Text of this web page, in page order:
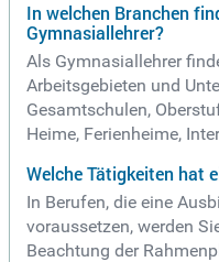
In welchen Branchen
Gymnasiallehrer?
Als Gymnasiallehrer
Arbeitsgebieten und
Gesamtschulen,
Heime, Ferienheime,
Welche Tätigkeiten hat
In Berufen, die eine
voraussetzen, werden
Beachtung der